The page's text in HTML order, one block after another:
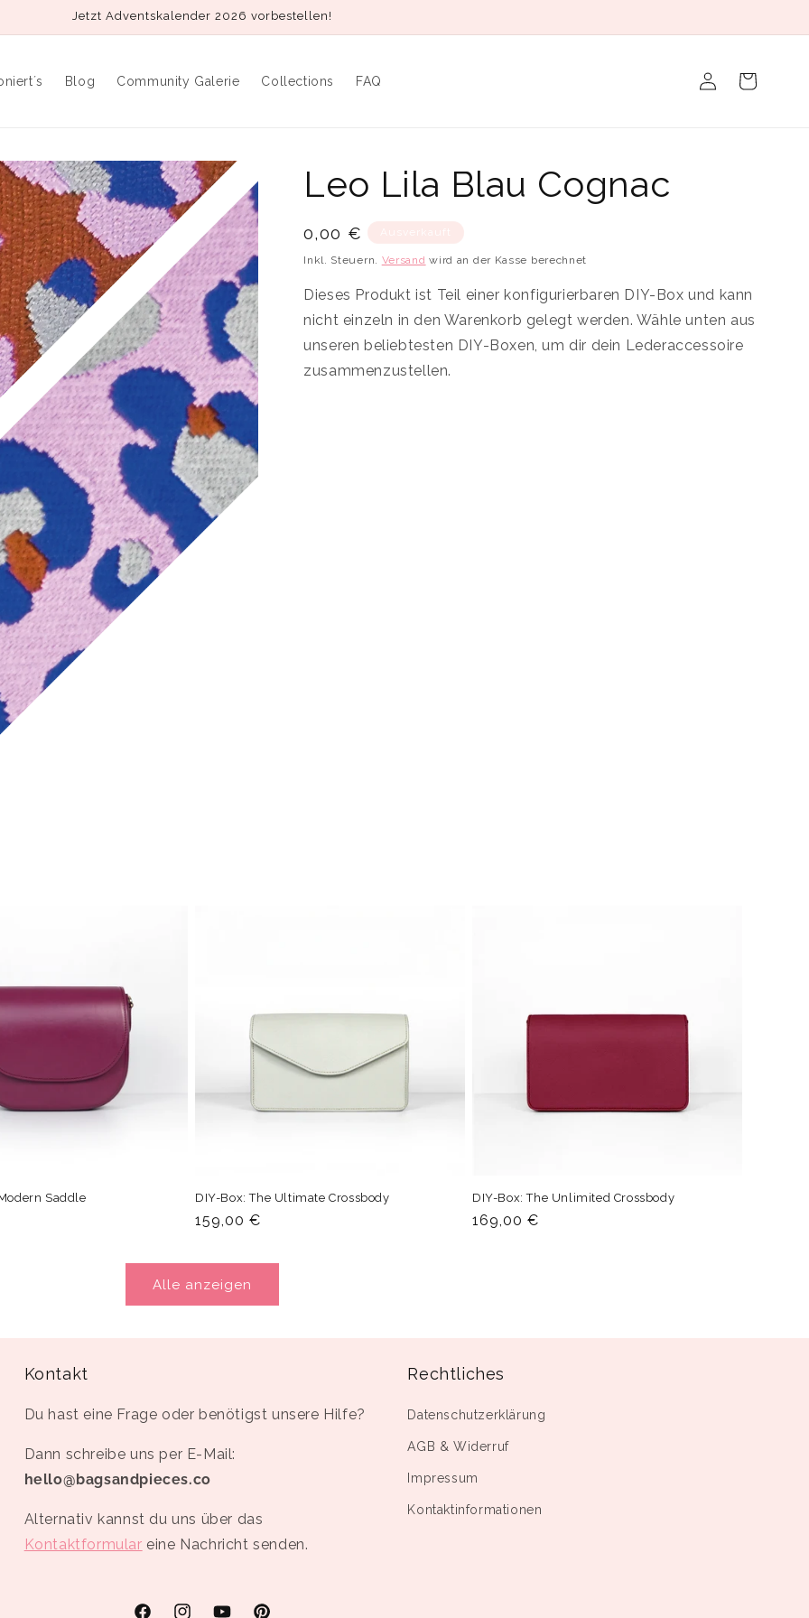
Jetzt Adventskalender 2026 vorbestellen!
Blog Community Galerie Collections FAQ EinloggenWarenkorb
Leo Lila Blau Cognac
Normaler
Preis
0,00 €
Inkl. Steuern. Versand wird an der Kasse berechnet
Dieses Produkt ist Teil einer konfigurierbaren DIY-Box und kann
nicht einzeln in den Warenkorb gelegt werden. Wähle unten aus
unseren beliebtesten DIY-Boxen, um dir dein Lederaccessoire
zusammenzustellen.
Saddle DIY-Box: The Ultimate Crossbody
Normaler
159,00 €
DIY-Box: The Unlimited Crossbody
Normaler
169,00 €
Alle anzeigen
Kontakt
Du hast eine Frage oder benötigst unsere Hilfe?
Dann schreibe uns per E-Mail:
hello@bagsandpieces.co
Alternativ kannst du uns über das
Kontaktformular eine Nachricht senden.
Rechtliches
Datenschutzerklärung
AGB & Widerruf
Impressum
Kontaktinformationen